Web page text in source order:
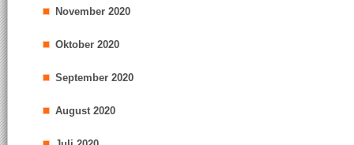
November 2020
Oktober 2020
September 2020
August 2020